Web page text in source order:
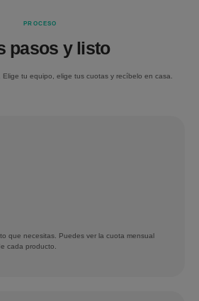
PROCESO
pasos y listo
tu equipo, elige tus cuotas y recíbelo en casa.
que necesitas. Puedes ver la cuota mensual
cada producto.